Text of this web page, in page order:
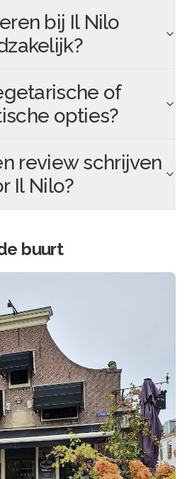
bij Il Nilo
of
opties?
review schrijven
Il Nilo?
buurt